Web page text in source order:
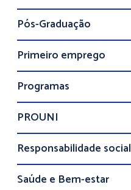
Pós-Graduação
Primeiro emprego
Programas
PROUNI
Responsabilidade social
Saúde e Bem-estar